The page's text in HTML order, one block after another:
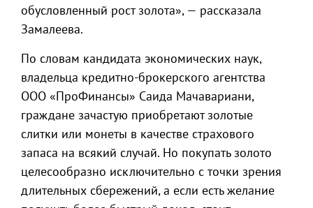
обусловленный рост золота», — рассказала
Замалеева.
По словам кандидата экономических наук,
владельца кредитно-брокерского агентства
ООО «ПроФинансы» Саида Мачавариани,
граждане зачастую приобретают золотые
слитки или монеты в качестве страхового
запаса на всякий случай. Но покупать золото
целесообразно исключительно с точки зрения
длительных сбережений, а если есть желание